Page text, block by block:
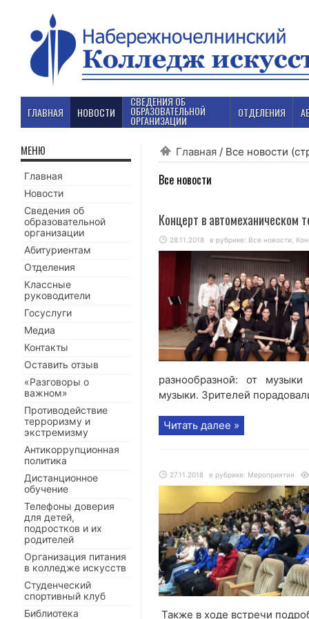
ГЛАВНАЯ НОВОСТИ
СВЕДЕНИЯ ОБ
ОБРАЗОВАТЕЛЬНОЙ
ОРГАНИЗАЦИИ
ОТДЕЛЕНИЯ
Главная / Все новости
Все новости
Концерт в автомеханическом
28.11.2018 в рубрике: Все новости
разнообразной: от
музыки. Зрителей
Читать далее »
27.11.2018 в рубрике: Мероприятия
Также в ходе встречи
МЕНЮ
Главная
Новости
Сведения об
образовательной
организации
Абитуриентам
Отделения
Классные
руководители
Госуслуги
Медиа
Контакты
Оставить отзыв
«Разговоры о
важном»
Противодействие
терроризму и
экстремизму
Антикоррупционная
политика
Дистанционное
обучение
Телефоны доверия
для детей,
подростков и их
родителей
Организация питания
в колледже искусств
Студенческий
спортивный клуб
Библиотека